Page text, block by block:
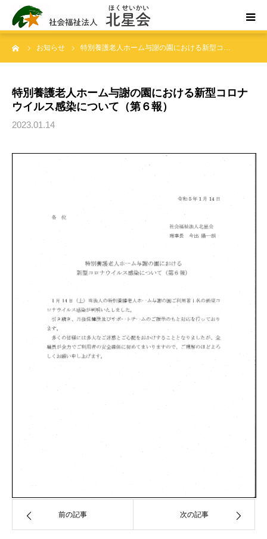
お知らせ 特別養護老人ホーム与謝の園における新型コ…
特別養護老人ホーム与謝の園における新型コロナ
ウイルス感染について（第６報）
2023.01.14
前の記事 次の記事
ホーム
お問い合わせ